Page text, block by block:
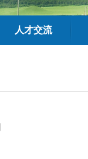
人才交流